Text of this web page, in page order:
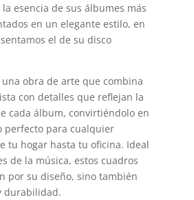
esencia de sus álbumes más
en un elegante estilo, en
el de su disco
una obra de arte que combina
con detalles que reflejan la
cada álbum, convirtiéndolo en
perfecto para cualquier
tu hogar hasta tu oficina. Ideal
de la música, estos cuadros
por su diseño, sino también
durabilidad.